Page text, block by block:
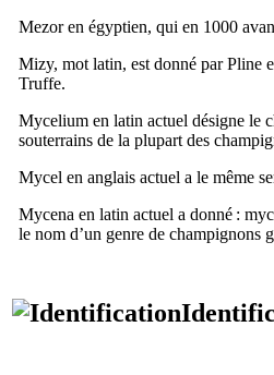
Mezor en égyptien, qui en 1000
Mizy, mot latin, est donné par Pline
Truffe.
Mycelium en latin actuel désigne le
souterrains de la plupart des
Mycel en anglais actuel a le même
Mycena en latin actuel a donné :
le nom d’un genre de champignons